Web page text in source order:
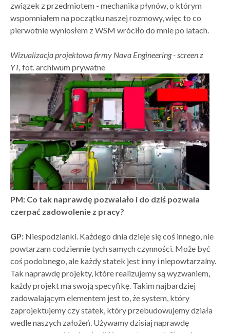
związek z przedmiotem - mechanika płynów, o którym
wspomniałem na początku naszej rozmowy, więc to co
pierwotnie wyniosłem z WSM wróciło do mnie po latach.
Wizualizacja projektowa firmy Nava Engineering - screen z
YT, fot. archiwum prywatne
PM: Co tak naprawdę pozwalało i do dziś pozwala
czerpać zadowolenie z pracy?
GP: Niespodzianki. Każdego dnia dzieje się coś innego, nie
powtarzam codziennie tych samych czynności. Może być
coś podobnego, ale każdy statek jest inny i niepowtarzalny.
Tak naprawdę projekty, które realizujemy są wyzwaniem,
każdy projekt ma swoją specyfikę. Takim najbardziej
zadowalającym elementem jest to, że system, który
zaprojektujemy czy statek, który przebudowujemy działa
wedle naszych założeń. Używamy dzisiaj naprawdę